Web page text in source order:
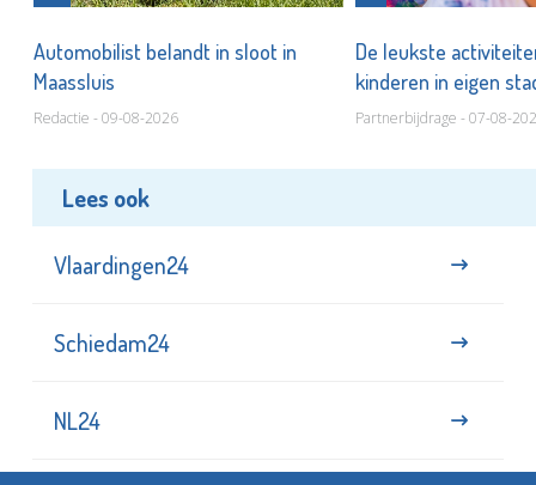
Automobilist belandt in sloot in
Maassluis
Redactie - 09-08-2026
De leukste
kinderen in eigen
Partnerbijdrage - 07-08-
Lees ook
Vlaardingen24
Schiedam24
NL24